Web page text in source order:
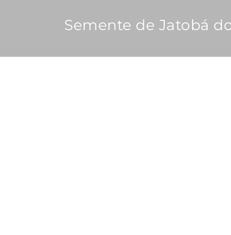
Semente de Jatobá